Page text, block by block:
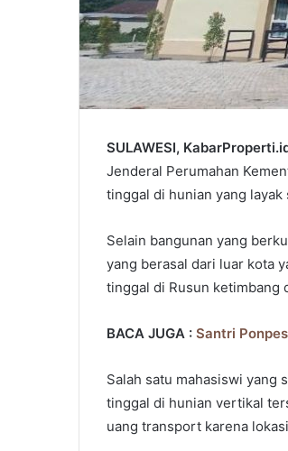
SULAWESI,
Jenderal Perumahan
tinggal di hunian yang
Selain bangunan yang
yang berasal dari luar kota
tinggal di Rusun ketimbang
BACA JUGA : Santri
Salah satu mahasiswi yang
tinggal di hunian vertikal
uang transport karena